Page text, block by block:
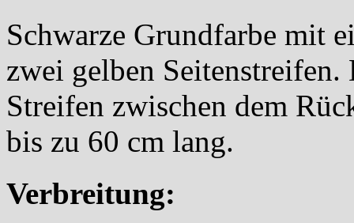
Schwarze Grundfarbe mit
zwei gelben
Streifen zwischen dem
bis zu 60 cm lang.
Verbreitung: